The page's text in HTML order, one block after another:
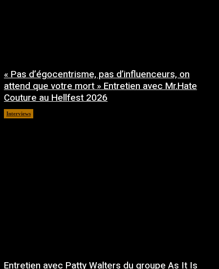
« Pas d’égocentrisme, pas d’influenceurs, on
attend que votre mort » Entretien avec Mr.Hate
Couture au Hellfest 2026
Interviews
Entretien avec Patty Walters du groupe As It Is